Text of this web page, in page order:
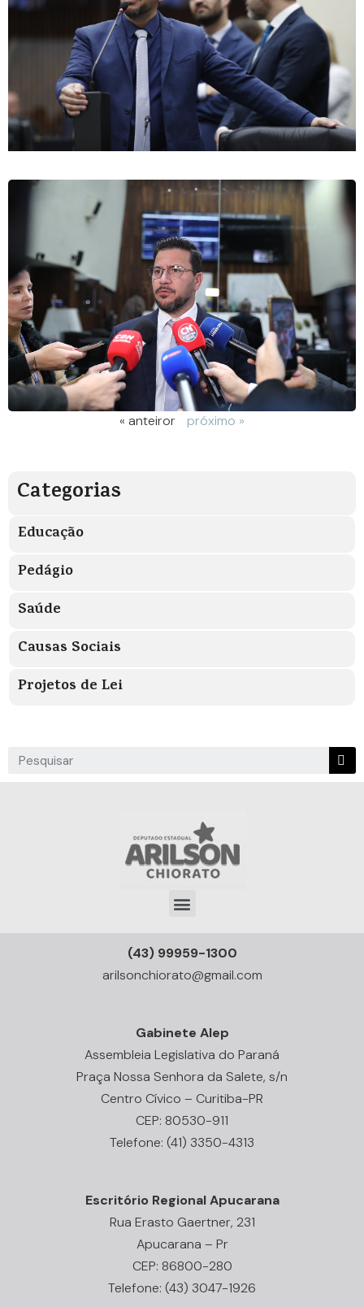
« anteiror próximo »
Categorias
Educação
Pedágio
Saúde
Causas Sociais
Projetos de Lei
(43) 99959-1300
arilsonchiorato@gmail.com
Gabinete Alep
Assembleia Legislativa do Paraná
Praça Nossa Senhora da Salete, s/n
Centro Cívico – Curitiba-PR
CEP: 80530-911
Telefone: (41) 3350-4313
Escritório Regional Apucarana
Rua Erasto Gaertner, 231
Apucarana – Pr
CEP: 86800-280
Telefone: (43) 3047-1926